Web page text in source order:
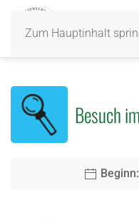
Zum Hauptinhalt
Besuch
Beginn: